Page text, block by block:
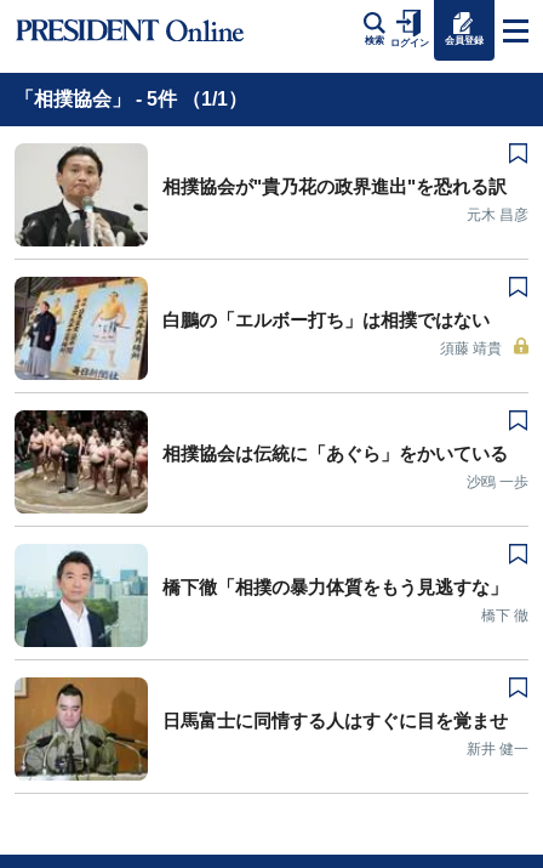
検索 ログイン 会員登録
「相撲協会」 - 5件 （1/1）
相撲協会が"貴乃花の政界進出"を恐れる訳
元木 昌彦
白鵬の「エルボー打ち」は相撲ではない
須藤 靖貴
相撲協会は伝統に「あぐら」をかいている
沙鴎 一歩
橋下徹「相撲の暴力体質をもう見逃すな」
橋下 徹
日馬富士に同情する人はすぐに目を覚ませ
新井 健一